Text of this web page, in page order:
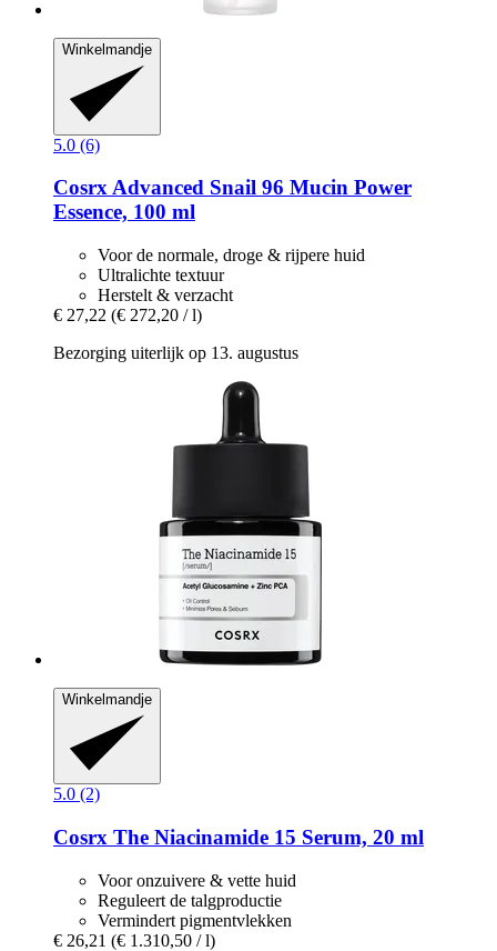
Winkelmandje
5.0 (6)
CosrxAdvanced Snail 96 Mucin Power
Essence, 100 ml
Voor de normale, droge & rijpere huid
Ultralichte textuur
Herstelt & verzacht
€ 27,22 (€ 272,20 / l)
Bezorging uiterlijk op 13. augustus
Winkelmandje
5.0 (2)
Cosrx The Niacinamide 15 Serum, 20 ml
Voor onzuivere & vette huid
Reguleert de talgproductie
Vermindert pigmentvlekken
€ 26,21 (€ 1.310,50 / l)